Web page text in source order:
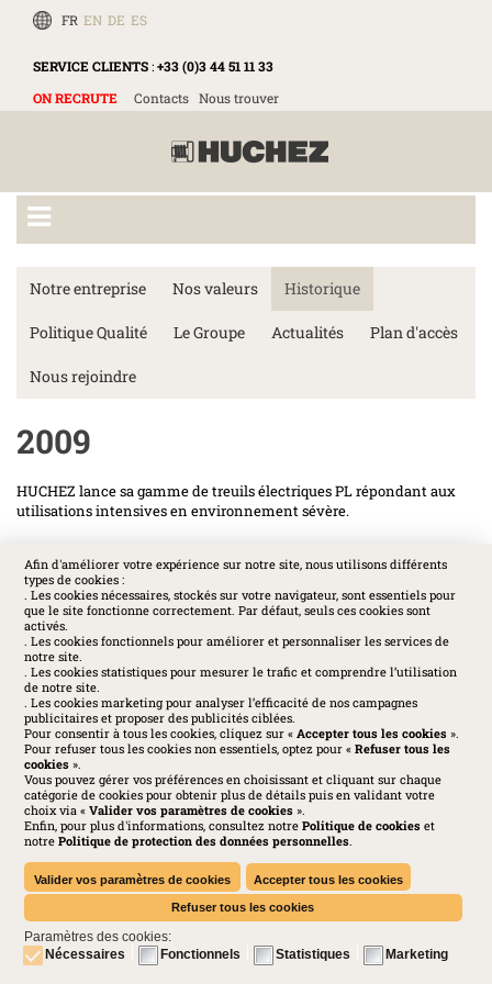
Afin d'améliorer votre expérience sur notre site, nous utilisons différents
types de cookies :
. Les cookies nécessaires, stockés sur votre navigateur, sont essentiels pour
que le site fonctionne correctement. Par défaut, seuls ces cookies sont
activés.
. Les cookies fonctionnels pour améliorer et personnaliser les services de
notre site.
. Les cookies statistiques pour mesurer le trafic et comprendre l’utilisation
de notre site.
. Les cookies marketing pour analyser l’efficacité de nos campagnes
publicitaires et proposer des publicités ciblées.
Pour consentir à tous les cookies, cliquez sur « Accepter tous les cookies».
Pour refuser tous les cookies non essentiels, optez pour « Refuser tous les
cookies».
Vous pouvez gérer vos préférences en choisissant et cliquant sur chaque
catégorie de cookies pour obtenir plus de détails puis en validant votre
choix via « Valider vos paramètres de cookies».
Enfin, pour plus d'informations, consultez notre Politique de cookieset
notre Politique de protection des données personnelles.
Valider vos paramètres de cookies Accepter tous les cookies
Refuser tous les cookies
Paramètres des cookies:
Nécessaires
Fonctionnels Statistiques Marketing
FR EN DE ES
SERVICE CLIENTS:+33 (0)3 44 51 11 33
ON RECRUTE
Contacts Nous trouver
Notre entreprise Nos valeurs Historique
Politique Qualité Le Groupe Actualités Plan d'accès
Nous rejoindre
2009
HUCHEZ lance sa gamme de treuils électriques PL répondant aux
utilisations intensives en environnement sévère.
SOCIAL
Huchez 2016© Tous droits réservés - Reproductions interdites
Mentions légales-Politique de confidentialité
Conditions générales- Charte des médias sociaux